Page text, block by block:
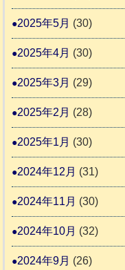
2025年5月 (30)
2025年4月 (30)
2025年3月 (29)
2025年2月 (28)
2025年1月 (30)
2024年12月 (31)
2024年11月 (30)
2024年10月 (32)
2024年9月 (26)